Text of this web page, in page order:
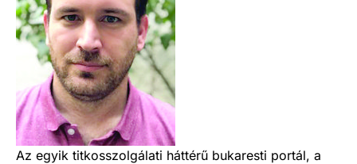
Az egyik titkosszolgálati háttérű bukaresti portál, a